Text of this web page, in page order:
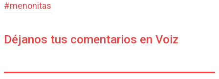
#menonitas
Déjanos tus comentarios en Voiz